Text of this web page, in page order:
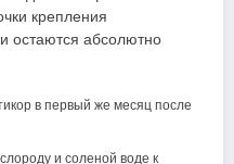
крепления
остаются абсолютно
в первый же месяц после
и соленой воде к